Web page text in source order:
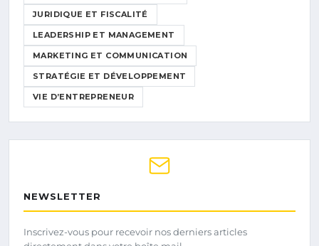
JURIDIQUE ET FISCALITÉ
LEADERSHIP ET MANAGEMENT
MARKETING ET COMMUNICATION
STRATÉGIE ET DÉVELOPPEMENT
VIE D’ENTREPRENEUR
NEWSLETTER
Inscrivez-vous pour recevoir nos derniers articles